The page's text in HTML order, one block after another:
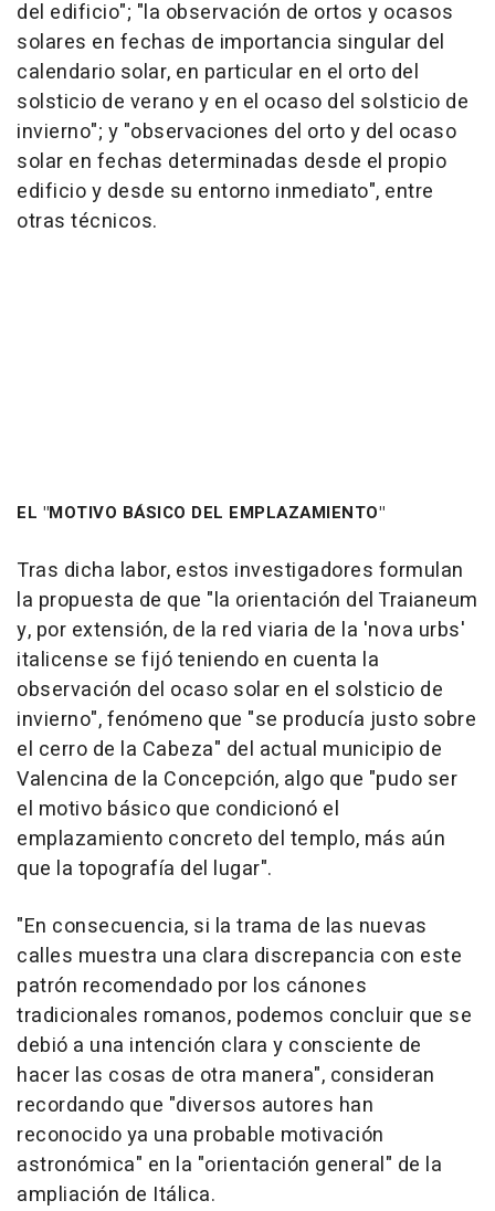
del edificio"; "la observación de ortos y ocasos
solares en fechas de importancia singular del
calendario solar, en particular en el orto del
solsticio de verano y en el ocaso del solsticio de
invierno"; y "observaciones del orto y del ocaso
solar en fechas determinadas desde el propio
edificio y desde su entorno inmediato", entre
otras técnicos.
EL "MOTIVO BÁSICO DEL EMPLAZAMIENTO"
Tras dicha labor, estos investigadores formulan
la propuesta de que "la orientación del Traianeum
y, por extensión, de la red viaria de la 'nova urbs'
italicense se fijó teniendo en cuenta la
observación del ocaso solar en el solsticio de
invierno", fenómeno que "se producía justo sobre
el cerro de la Cabeza" del actual municipio de
Valencina de la Concepción, algo que "pudo ser
el motivo básico que condicionó el
emplazamiento concreto del templo, más aún
que la topografía del lugar".
"En consecuencia, si la trama de las nuevas
calles muestra una clara discrepancia con este
patrón recomendado por los cánones
tradicionales romanos, podemos concluir que se
debió a una intención clara y consciente de
hacer las cosas de otra manera", consideran
recordando que "diversos autores han
reconocido ya una probable motivación
astronómica" en la "orientación general" de la
ampliación de Itálica.